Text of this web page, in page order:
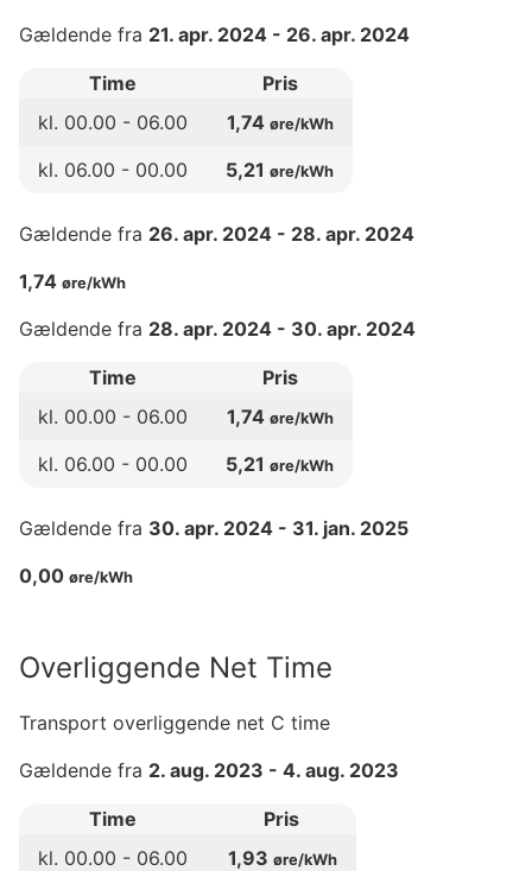
Gældende fra 21. apr. 2024 - 26. apr. 2024
Time
Pris
kl. 00.00 - 06.00 1,74 øre/kWh
kl. 06.00 - 00.00 5,21 øre/kWh
Gældende fra 26. apr. 2024 - 28. apr. 2024
1,74 øre/kWh
Gældende fra 28. apr. 2024 - 30. apr. 2024
Time
Pris
kl. 00.00 - 06.00 1,74 øre/kWh
kl. 06.00 - 00.00 5,21 øre/kWh
Gældende fra 30. apr. 2024 - 31. jan. 2025
0,00 øre/kWh
Overliggende Net Time
Transport overliggende net C time
Gældende fra 2. aug. 2023 - 4. aug. 2023
Time
Pris
kl. 00.00 - 06.00 1,93 øre/kWh